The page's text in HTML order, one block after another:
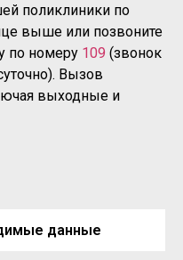
поликлиники по
выше или позвоните
по номеру 109 (звонок
Вызов
выходные и
данные